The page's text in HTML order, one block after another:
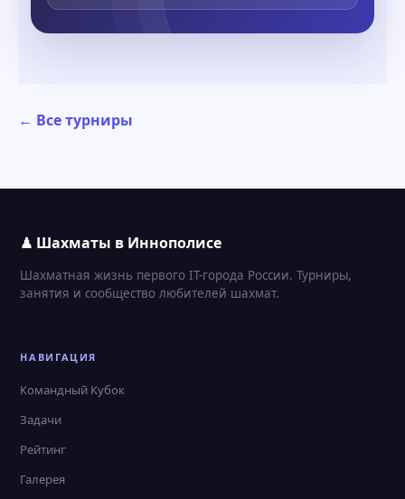
← Все турниры
♟ Шахматы в Иннополисе
Шахматная жизнь первого IT-города России. Турниры,
занятия и сообщество любителей шахмат.
НАВИГАЦИЯ
Командный Кубок
Задачи
Рейтинг
Галерея